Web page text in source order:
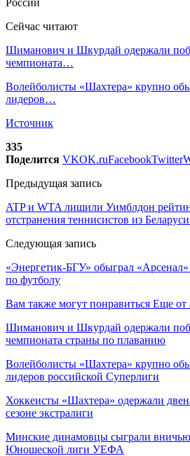
Сейчас читают
Шиманович и Шкурдай одержали
чемпионата…
Волейболисты «Шахтера» крупно
лидеров…
Источник
335
Поделится VKOK.ruFacebookTwitter
Предыдущая запись
ATP и WTA лишили Уимблдон
отстранения теннисистов из
Следующая запись
«Энергетик-БГУ» обыграл
по футболу
Вам также могут понравиться Еще от
Шиманович и Шкурдай одержали
чемпионата страны по плаванию
Волейболисты «Шахтера» крупно
лидеров российской Суперлиги
Хоккеисты «Шахтера» одержали
сезоне экстралиги
Минские динамовцы сыграли
Юношеской лиги УЕФА